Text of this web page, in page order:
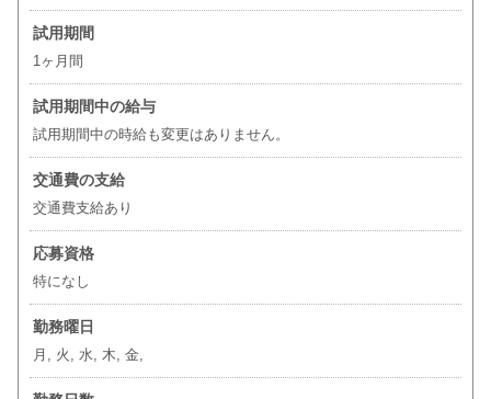
試用期間
1ヶ月間
試用期間中の給与
試用期間中の時給も変更はありません。
交通費の支給
交通費支給あり
応募資格
特になし
勤務曜日
月, 火, 水, 木, 金,